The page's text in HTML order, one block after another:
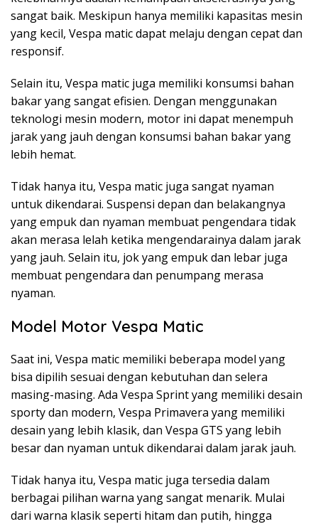
sangat baik. Meskipun hanya memiliki kapasitas mesin
yang kecil, Vespa matic dapat melaju dengan cepat dan
responsif.
Selain itu, Vespa matic juga memiliki konsumsi bahan
bakar yang sangat efisien. Dengan menggunakan
teknologi mesin modern, motor ini dapat menempuh
jarak yang jauh dengan konsumsi bahan bakar yang
lebih hemat.
Tidak hanya itu, Vespa matic juga sangat nyaman
untuk dikendarai. Suspensi depan dan belakangnya
yang empuk dan nyaman membuat pengendara tidak
akan merasa lelah ketika mengendarainya dalam jarak
yang jauh. Selain itu, jok yang empuk dan lebar juga
membuat pengendara dan penumpang merasa
nyaman.
Model Motor Vespa Matic
Saat ini, Vespa matic memiliki beberapa model yang
bisa dipilih sesuai dengan kebutuhan dan selera
masing-masing. Ada Vespa Sprint yang memiliki desain
sporty dan modern, Vespa Primavera yang memiliki
desain yang lebih klasik, dan Vespa GTS yang lebih
besar dan nyaman untuk dikendarai dalam jarak jauh.
Tidak hanya itu, Vespa matic juga tersedia dalam
berbagai pilihan warna yang sangat menarik. Mulai
dari warna klasik seperti hitam dan putih, hingga